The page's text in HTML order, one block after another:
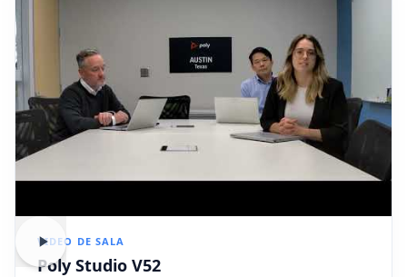
VIDEO DE SALA
Poly Studio V52